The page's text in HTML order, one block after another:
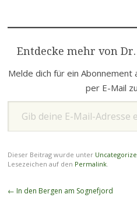
Entdecke mehr von
Melde dich für ein
per E-Mail
Gib deine E-Mail-Adresse ein ...
Dieser Beitrag wurde unter
Lesezeichen auf den Permalink.
Beitragsnavigation
← In den Bergen am Sognefjord